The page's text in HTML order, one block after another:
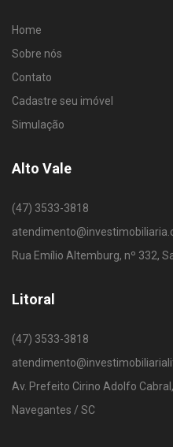
Home
Sobre nós
Contato
Cadastre seu imóvel
Simulação
Alto Vale
(47) 3533-3818
Rua Emílio Altemburg, nº 332,
Litoral
(47) 3533-3818
Av. Prefeito Cirino Adolfo
Navegantes / SC